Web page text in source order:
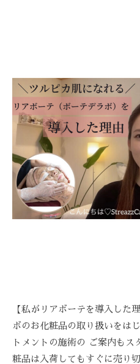
A
Z
Z
C
A
E
【私がリアボーテを導入した
ボのお化粧品の取り扱いをは
トメントの施術の ご案内も
粧品は入荷してもすぐに売り